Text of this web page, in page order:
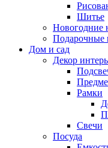
Шитье
Новогодние
Подарочные
Дом и сад
Декор
Рамки
Свечи
Посуда